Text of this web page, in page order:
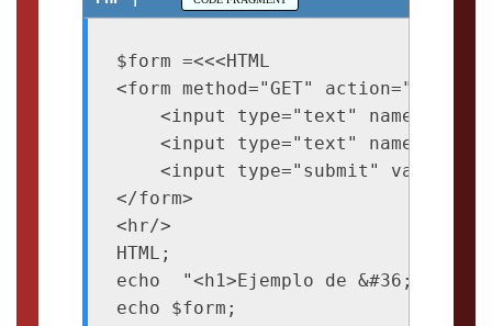
$form =<<<HTML
<form method="GET"
<input type="text"
<input type="text"
<input type="submit"
</form>
<hr/>
HTML;
echo  "<h1>Ejemplo de &#36;_GET
echo $form;